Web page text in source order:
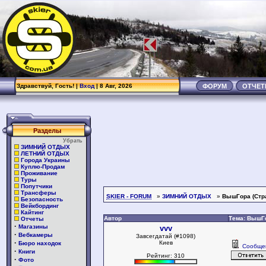
Здравствуй, Гость! |Вход| 8 Авг, 2026 ФОРУМ
Разделы
Убрать
ЗИМНИЙ ОТДЫХ
ЛЕТНИЙ ОТДЫХ
Города Украины
Куплю-Продам
Проживание
Туры
Попутчики
Трансферы
Безопасность
Вейкбординг
Кайтинг
Отчеты
· Магазины
· Вебкамеры
· Бюро находок
· Книги
· Фото
SKIER - FORUM » ЗИМНИЙ ОТДЫХ » ВышГора
Автор Тема:
vvv
Завсегдатай (#1098)
Киев
Рейтинг: 310